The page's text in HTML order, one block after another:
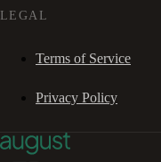
LEGAL
Terms of Service
Privacy Policy